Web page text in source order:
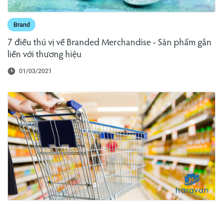
Brand
7 điều thú vị về Branded Merchandise - Sản phẩm gắn
liền với thương hiệu
01/03/2021